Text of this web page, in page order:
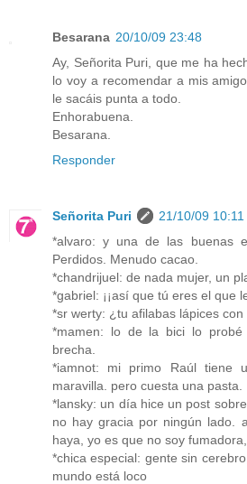
Besarana 20/10/09 23:48
Ay, Señorita Puri, que me ha
lo voy a recomendar a mis
le sacáis punta a todo.
Enhorabuena.
Besarana.
Responder
Señorita Puri
21/10/09 10:11
*alvaro: y una de las buenas
Perdidos. Menudo cacao.
*chandrijuel: de nada mujer, un
*gabriel: ¡¡así que tú eres el que
*sr werty: ¿tu afilabas lápices
*mamen: lo de la bici lo
brecha.
*iamnot: mi primo Raúl tiene
maravilla. pero cuesta una pasta.
*lansky: un día hice un post
no hay gracia por ningún lado.
haya, yo es que no soy fumadora,
*chica especial: gente sin
mundo está loco